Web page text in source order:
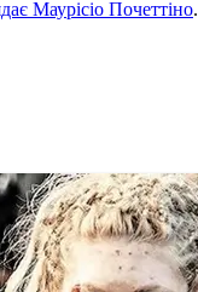
Маурісіо Почеттіно.